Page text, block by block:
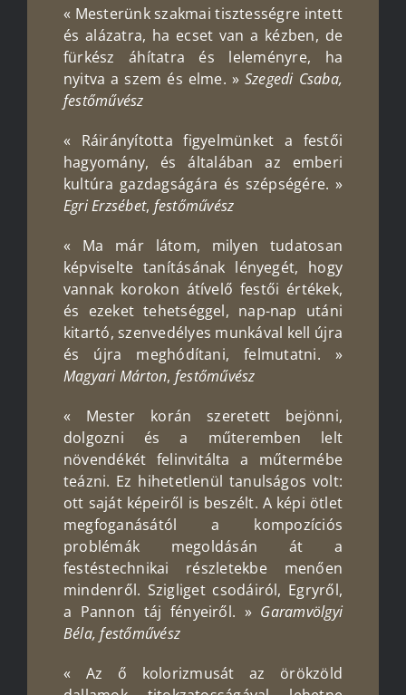
« Mesterünk szakmai tisztességre intett
és alázatra, ha ecset van a kézben, de
fürkész áhítatra és leleményre, ha
nyitva a szem és elme. » Szegedi Csaba,
festőművész
« Ráirányította figyelmünket a festői
hagyomány, és általában az emberi
kultúra gazdagságára és szépségére. »
EgriErzsébet, festőművész
« Ma már látom, milyen tudatosan
képviselte tanításának lényegét, hogy
vannak korokon átívelő festői értékek,
és ezeket tehetséggel, nap-nap utáni
kitartó, szenvedélyes munkával kell újra
és újra meghódítani, felmutatni. »
Magyari Márton, festőművész
« Mester korán szeretett bejönni,
dolgozni és a műteremben lelt
növendékét felinvitálta a műtermébe
teázni. Ez hihetetlenül tanulságos volt:
ott saját képeiről is beszélt. A képi ötlet
megfoganásától a kompozíciós
problémák megoldásán át a
festéstechnikai részletekbe menően
mindenről. Szigliget csodáiról, Egryről,
a Pannon táj fényeiről. » Garamvölgyi
Béla, festőművész
« Az ő kolorizmusát az örökzöld